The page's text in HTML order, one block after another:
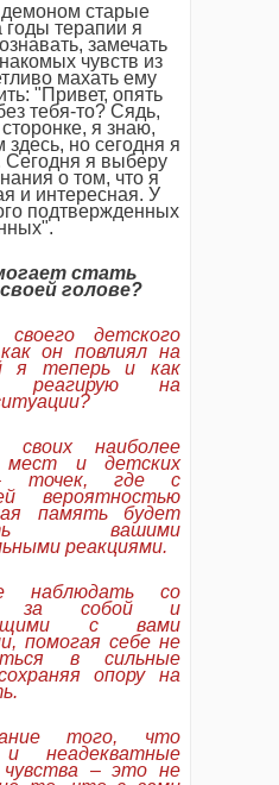
старые
годы терапии я
замечать
чувств из
махать ему
"Привет, опять
тебя-то? Сядь,
я знаю,
здесь, но сегодня я
Сегодня я выберу
о том, что я
и интересная. У
подтвержденных
стать
своей голове?
своего детского
каконповлиялна
я теперьикак
реагирую на
своихнаиболее
мест идетских
точек, где с
вероятностью
память будет
вашими
реакциями.
наблюдать со
за собойи
с вами
помогая себе не
в сильные
опоруна
того, что
и неадекватные
чувства –это не